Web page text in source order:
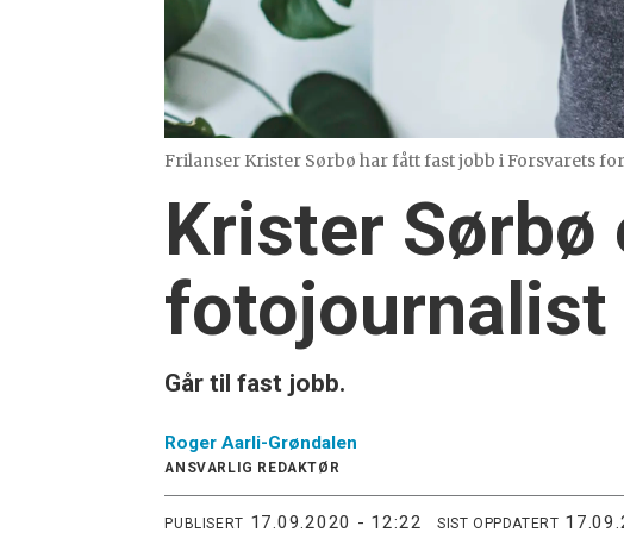
Frilanser Krister Sørbø har fått fast jobb i Forsvarets
Krister Sørbø
fotojournalist
Går til fast jobb.
Roger Aarli-Grøndalen
ANSVARLIG REDAKTØR
PUBLISERT 17.09.2020 - 12:22 SIST OPPDATERT